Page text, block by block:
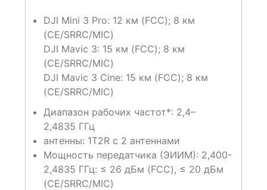
DJI Mini 3 Pro: 12 км (FCC); 8 км
(CE/SRRC/MIC)
DJI Mavic 3: 15 км (FCC); 8 км
(CE/SRRC/MIC)
DJI Mavic 3 Cine: 15 км (FCC); 8 км
(CE/SRRC/MIC)
Диапазон рабочих частот*: 2,4–
2,4835 ГГц
антенны: 1T2R с 2 антеннами
Мощность передатчика (ЭИИМ): 2,400-
2,4835 ГГц: ≤ 26 дБм (FCC), ≤ 20 дБм
(CE/SRRC/MIC)